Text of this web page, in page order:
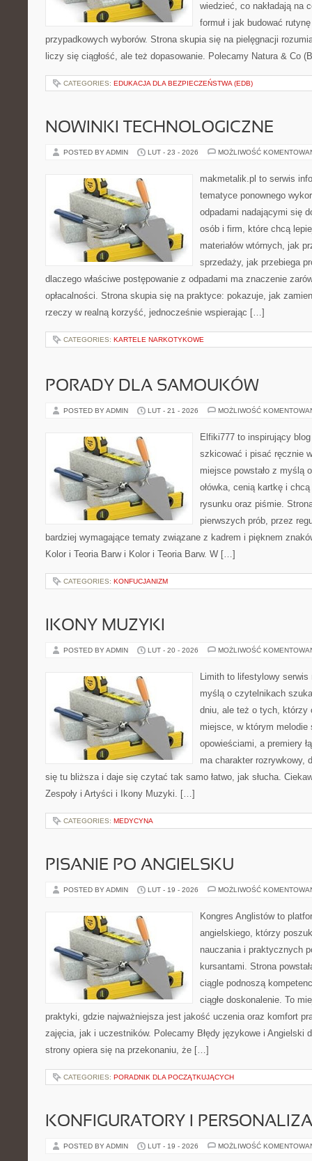
wiedzieć, co nakładają na
formuł i jak budować
przypadkowych wyborów. Strona skupia się na pielęgnacji
liczy się ciągłość, ale też dopasowanie. Polecamy Natura & Co
CATEGORIES: EDUKACJA DLA BEZPIECZEŃSTWA (EDB)
NOWINKI TECHNOLOGICZNE
POSTED BY ADMIN LUT - 23 - 2026 MOŻLIWOŚĆ
makmetalik.pl to serwis
tematyce ponownego
odpadami nadającymi się
osób i firm, które chcą
materiałów wtórnych, jak
sprzedaży, jak przebiega
dlaczego właściwe postępowanie z odpadami ma znaczenie
opłacalności. Strona skupia się na praktyce: pokazuje, jak
rzeczy w realną korzyść, jednocześnie wspierając […]
CATEGORIES: KARTELE NARKOTYKOWE
PORADY DLA SAMOUKÓW
POSTED BY ADMIN LUT - 21 - 2026 MOŻLIWOŚĆ
Elfiki777 to inspirujący
szkicować i pisać ręcznie
miejsce powstało z myślą
ołówka, cenią kartkę i
rysunku oraz piśmie.
pierwszych prób, przez
bardziej wymagające tematy związane z kadrem i pięknem
Kolor i Teoria Barw i Kolor i Teoria Barw. W […]
CATEGORIES: KONFUCJANIZM
IKONY MUZYKI
POSTED BY ADMIN LUT - 20 - 2026 MOŻLIWOŚĆ
Limith to lifestylowy
myślą o czytelnikach
dniu, ale też o tych, którzy
miejsce, w którym melodie
opowieściami, a premiery
ma charakter rozrywkowy,
się tu bliższa i daje się czytać tak samo łatwo, jak słucha.
Zespoły i Artyści i Ikony Muzyki. […]
CATEGORIES: MEDYCYNA
PISANIE PO ANGIELSKU
POSTED BY ADMIN LUT - 19 - 2026 MOŻLIWOŚĆ
Kongres Anglistów to
angielskiego, którzy
nauczania i praktycznych
kursantami. Strona
ciągle podnoszą
ciągłe doskonalenie. To
praktyki, gdzie najważniejsza jest jakość uczenia oraz komfort
zajęcia, jak i uczestników. Polecamy Błędy językowe i Angielski
strony opiera się na przekonaniu, że […]
CATEGORIES: PORADNIK DLA POCZĄTKUJĄCYCH
KONFIGURATORY I
POSTED BY ADMIN LUT - 19 - 2026 MOŻLIWOŚĆ